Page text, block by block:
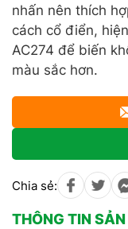
nhấn nên thích
cách cổ điển,
AC274 để biến
màu sắc hơn.
Chia sẻ:
THÔNG TIN